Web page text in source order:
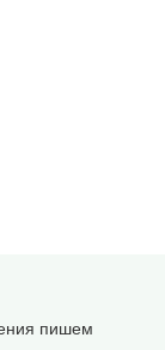
пишем